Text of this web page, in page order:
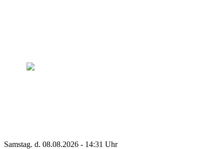
Samstag. d. 08.08.2026 - 14:31 Uhr